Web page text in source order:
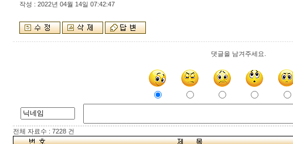
작성 : 2022년 04월 14일 07:42:47
댓글을 남겨주세요.
전체 자료수 : 7228 건